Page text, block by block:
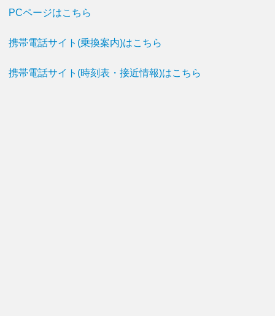
PCページはこちら
携帯電話サイト(乗換案内)はこちら
携帯電話サイト(時刻表・接近情報)はこちら